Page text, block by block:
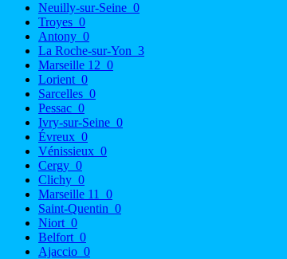
Neuilly-sur-Seine 0
Troyes 0
Antony 0
La Roche-sur-Yon 3
Marseille 12 0
Lorient 0
Sarcelles 0
Pessac 0
Ivry-sur-Seine 0
Évreux 0
Vénissieux 0
Cergy 0
Clichy 0
Marseille 11
0
Saint-Quentin 0
Niort 0
Belfort 0
Ajaccio 0